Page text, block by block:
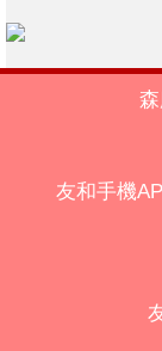
友和手機